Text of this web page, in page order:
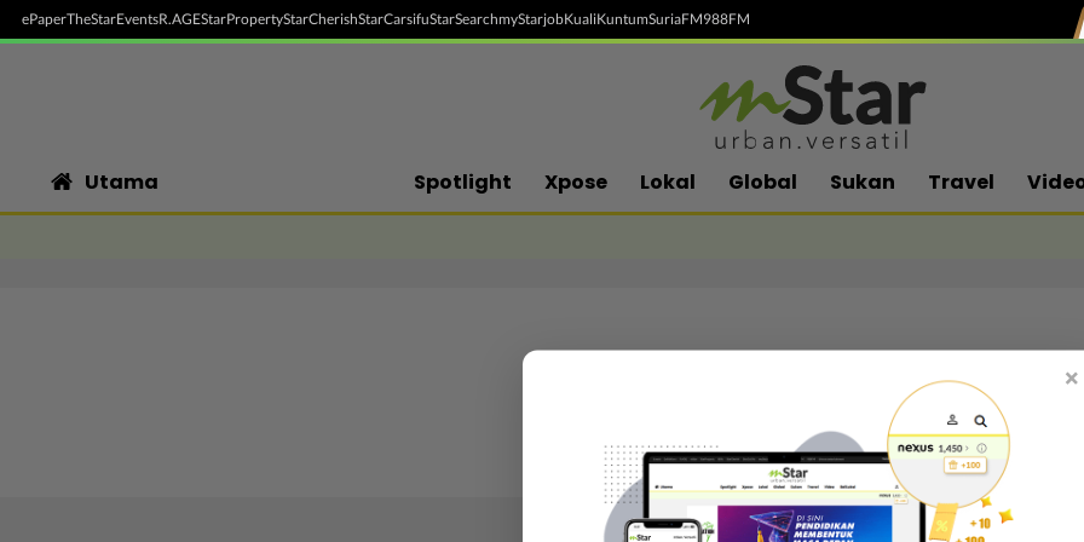
ePaperTheStarEventsR.AGEStarPropertyStarCherishStarCarsifuStarSearchmyStarjobKualiKuntumSuriaFM988FM
Utama Spotlight Xpose Lokal Global Sukan Travel
Follow media sosial kami
×